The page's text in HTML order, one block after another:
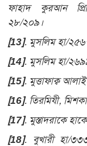
ফাহাদ কুরআন
২৮/২০৯।
[13]. মুসলিম হা/
[14]. মুসলিম হা/
[15]. মুত্তাফাক্ব
[16]. তিরমিযী,
[17]. মুস্তাদরাকে
[18]. বুখারী হা/